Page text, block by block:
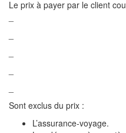
Le prix à payer par le client
Sont exclus du prix :
L’assurance-voyage.